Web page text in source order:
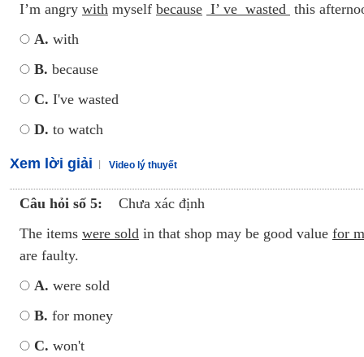
I’m angry with myself because I’ ve wasted this
A. with
B. because
C. I've wasted
D. to watch
Xem lời giải Video lý thuyết
Câu hỏi số 5:
Chưa xác định
The items were sold in that shop may be good value for
are faulty.
A. were sold
B. for money
C. won't